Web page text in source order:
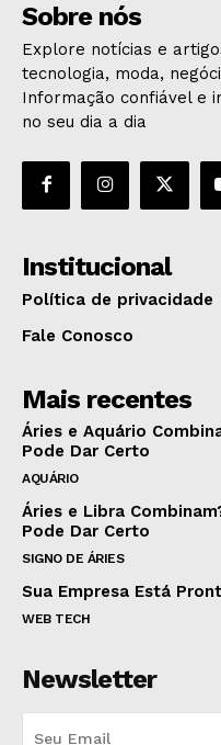
Sobre nós
Explore notícias e
tecnologia, moda,
Informação confiável e
no seu dia a dia
Institucional
Política de privacidade
Fale Conosco
Mais recentes
Áries e Aquário
Pode Dar Certo
AQUÁRIO
Áries e Libra
Pode Dar Certo
SIGNO DE ÁRIES
Sua Empresa Está
WEB TECH
Newsletter